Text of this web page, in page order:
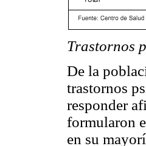
Trastornos
De la
trastornos
responder
formularon
en su